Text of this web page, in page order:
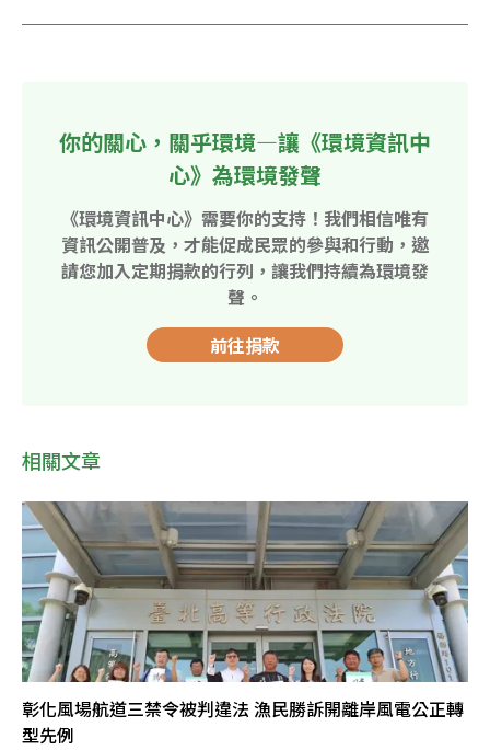
你的關心，關乎環境—讓《環境資訊中
心》為環境發聲
《環境資訊中心》需要你的支持！我們相信唯有
資訊公開普及，才能促成民眾的參與和行動，邀
請您加入定期捐款的行列，讓我們持續為環境發
聲。
前往捐款
相關文章
彰化風場航道三禁令被判違法 漁民勝訴開離岸風電公正轉
型先例